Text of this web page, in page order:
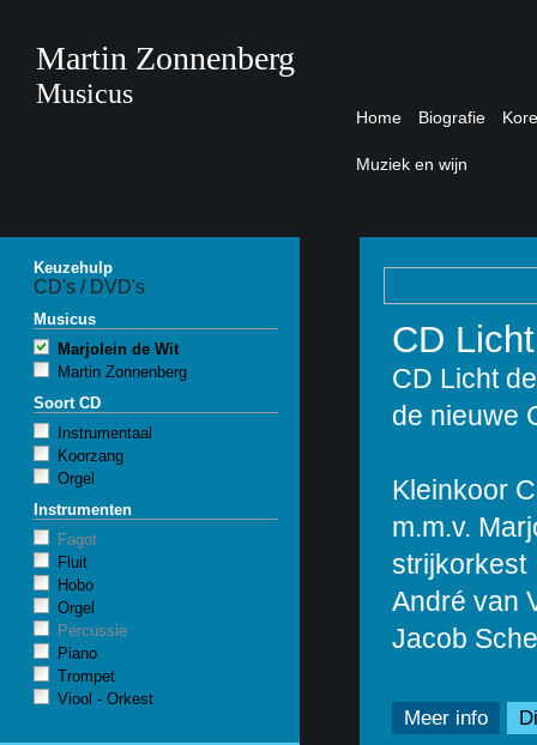
Martin Zonnenberg
Musicus
Home Biografie
Muziek en wijn
Keuzehulp
CD's / DVD's
Musicus
Marjolein de Wit
Martin Zonnenberg
Soort CD
Instrumentaal
Koorzang
Orgel
Instrumenten
Fagot
Fluit
Hobo
Orgel
Percussie
Piano
Trompet
Viool - Orkest
CD
CD Licht
de nieuwe
Kleinkoor
m.m.v.
strijkorkest
André van
Jacob
Meer info